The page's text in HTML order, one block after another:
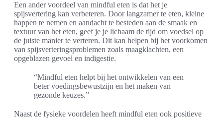
Een ander voordeel van mindful eten is dat het je
spijsvertering kan verbeteren. Door langzamer te eten, kleine
happen te nemen en aandacht te besteden aan de smaak en
textuur van het eten, geef je je lichaam de tijd om voedsel op
de juiste manier te verteren. Dit kan helpen bij het voorkomen
van spijsverteringsproblemen zoals maagklachten, een
opgeblazen gevoel en indigestie.
“Mindful eten helpt bij het ontwikkelen van een
beter voedingsbewustzijn en het maken van
gezonde keuzes.”
Naast de fysieke voordelen heeft mindful eten ook positieve